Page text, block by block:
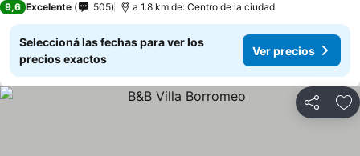
9,6 Excelente 505 a 1.8 km de: Centro de la ciudad
Seleccioná las fechas para ver los
precios exactos
Ver precios
Compartir